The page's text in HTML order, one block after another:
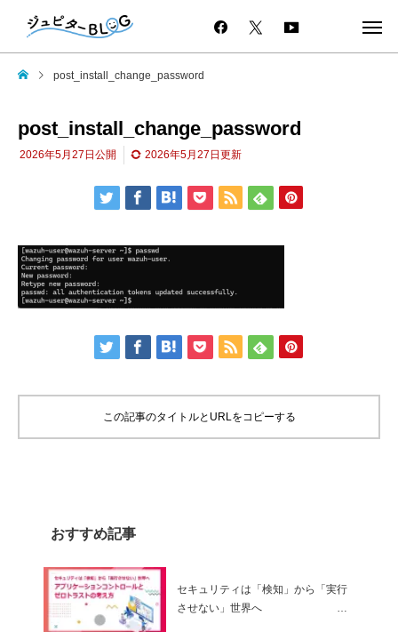
post_install_change_password
post_install_change_password
2026年5月27日 公開 2026年5月27日 更新
この記事のタイトルとURLをコピーする
おすすめ記事
セキュリティは「検知」から「実行
させない」世界へ